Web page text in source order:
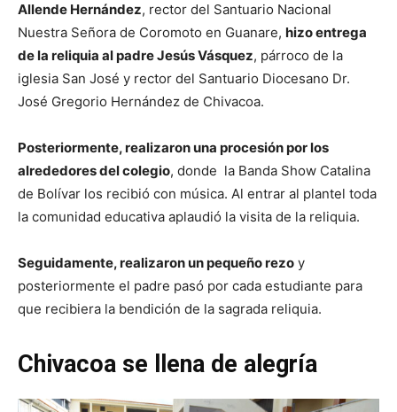
Allende Hernández, rector del Santuario Nacional
Nuestra Señora de Coromoto en Guanare, hizo entrega
de la reliquia al padre Jesús Vásquez, párroco de la
iglesia San José y rector del Santuario Diocesano Dr.
José Gregorio Hernández de Chivacoa.
Posteriormente, realizaron una procesión por los
alrededores del colegio, donde la Banda Show Catalina
de Bolívar los recibió con música. Al entrar al plantel toda
la comunidad educativa aplaudió la visita de la reliquia.
Seguidamente, realizaron un pequeño rezo y
posteriormente el padre pasó por cada estudiante para
que recibiera la bendición de la sagrada reliquia.
Chivacoa se llena de alegría